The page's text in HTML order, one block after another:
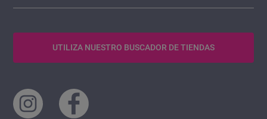
UTILIZA NUESTRO BUSCADOR DE TIENDAS